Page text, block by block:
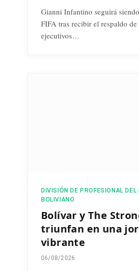
Gianni Infantino seguirá
FIFA tras recibir el respaldo de
ejecutivos…
DIVISIÓN DE PROFESIONAL DEL
BOLIVIANO
Bolívar y The
triunfan en una
vibrante
06/08/2026